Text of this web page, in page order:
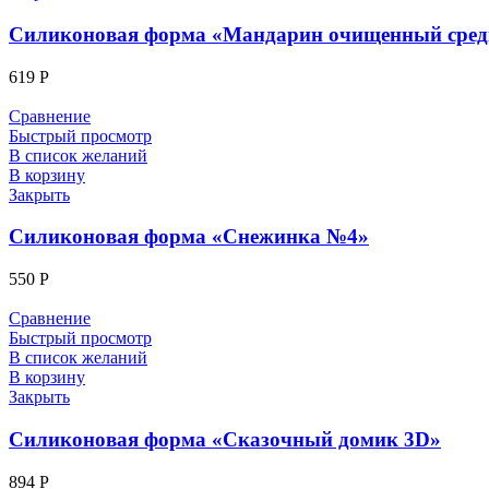
Силиконовая форма «Мандарин очищенный
619 Р
Сравнение
Быстрый просмотр
В список желаний
В корзину
Закрыть
Силиконовая форма «Снежинка №4»
550 Р
Сравнение
Быстрый просмотр
В список желаний
В корзину
Закрыть
Силиконовая форма «Сказочный домик 3D»
894 Р